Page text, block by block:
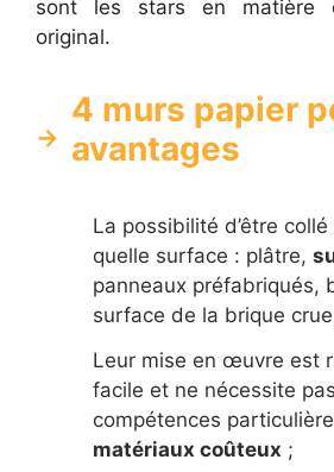
sont les stars en matière
original.
4 murs papier
avantages
La possibilité d’être collé
quelle surface : plâtre,
panneaux préfabriqués,
surface de la brique
Leur mise en œuvre est
facile et ne nécessite
compétences
matériaux coûteux ;